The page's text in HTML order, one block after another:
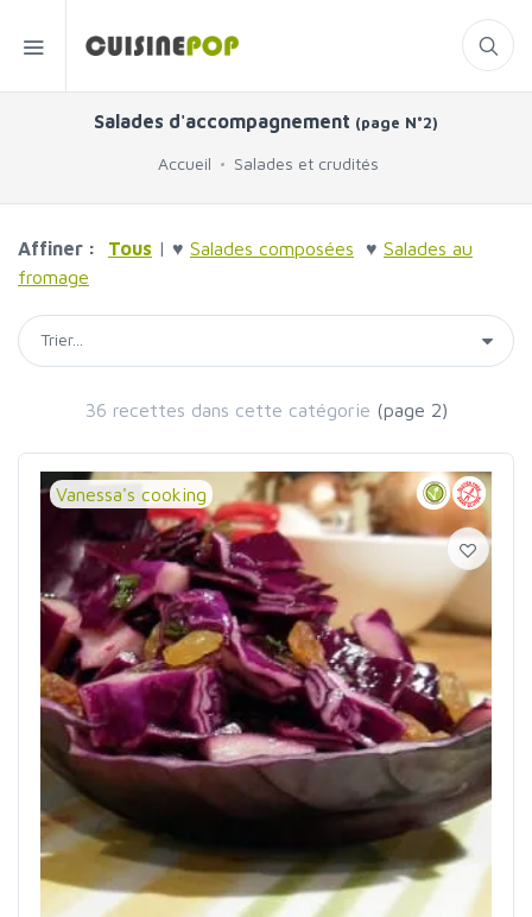
Salades d'accompagnement (page N°2)
Accueil Salades et crudités
Affiner : Tous | ♥ Salades composées ♥ Salades au
fromage
36 recettes dans cette catégorie (page 2)
Vanessa's cooking